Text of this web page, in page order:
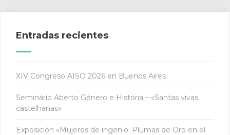
Entradas recientes
XIV Congreso AISO 2026 en Buenos Aires
Seminário Aberto Género e História – «Santas vivas
castelhanas»
Exposición «Mujeres de ingenio. Plumas de Oro en el